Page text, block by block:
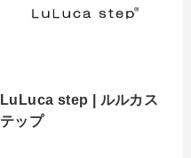
LuLuca step | ルルカス
テップ